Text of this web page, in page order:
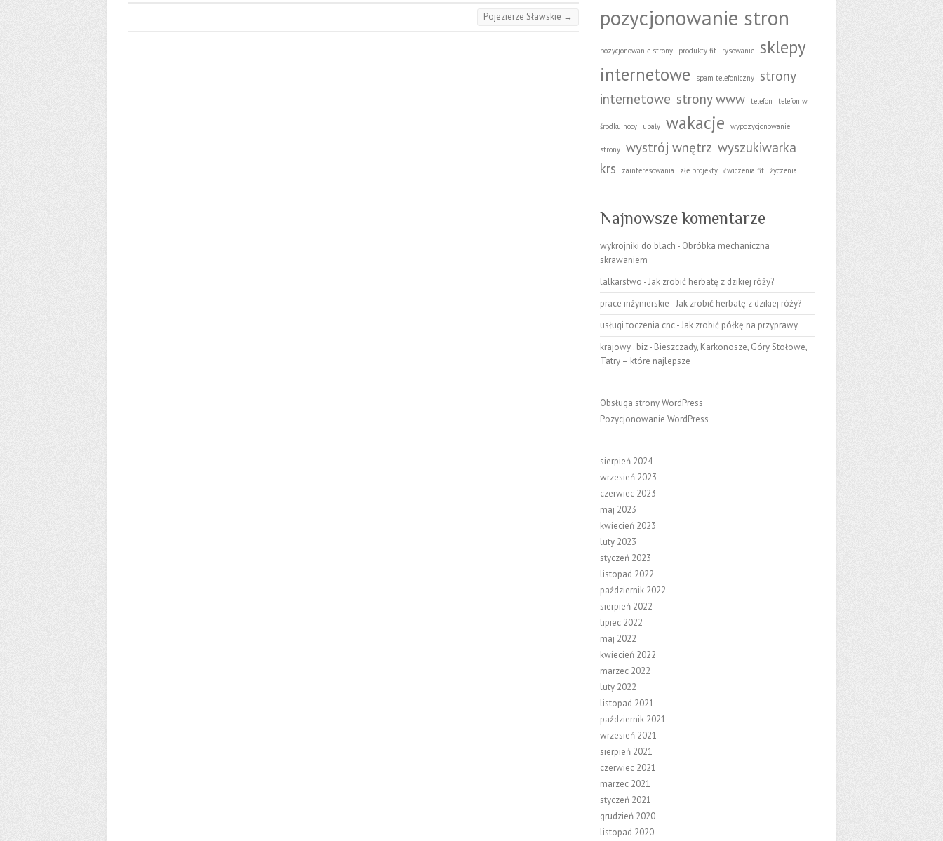
Pojezierze Sławskie → pozycjonowanie stron
pozycjonowanie strony produkty fit rysowanie sklepy
internetowe
spam telefoniczny
strony
internetowe strony www telefon telefon w
środku nocy upały wakacje wypozycjonowanie
strony wystrój wnętrz wyszukiwarka
krs
zainteresowania złe projekty ćwiczenia fit życzenia
Najnowsze komentarze
wykrojniki do blach - Obróbka mechaniczna
skrawaniem
lalkarstwo -Jak zrobić herbatę z dzikiej róży?
prace inżynierskie -Jak zrobić herbatę z dzikiej róży?
usługi toczenia cnc-Jak zrobić półkę na przyprawy
krajowy . biz- Bieszczady, Karkonosze, Góry Stołowe,
Tatry – które najlepsze
Obsługa strony WordPress
Pozycjonowanie WordPress
sierpień 2024
wrzesień 2023
czerwiec 2023
maj 2023
kwiecień 2023
luty 2023
styczeń 2023
listopad 2022
październik 2022
sierpień 2022
lipiec 2022
maj 2022
kwiecień 2022
marzec 2022
luty 2022
listopad 2021
październik 2021
wrzesień 2021
sierpień 2021
czerwiec 2021
marzec 2021
styczeń 2021
grudzień 2020
listopad 2020